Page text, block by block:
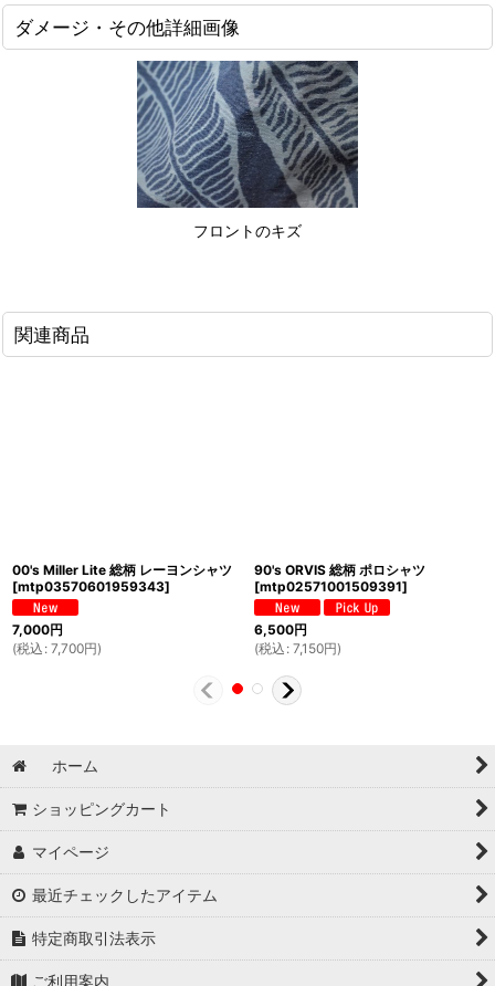
ダメージ・その他詳細画像
フロントのキズ
関連商品
00's Miller Lite 総柄 レーヨンシャツ
[mtp03570601959343]
7,000円
(税込 : 7,700円)
90's ORVIS 総柄 ポロシャツ
[mtp02571001509391]
6,500円
(税込 : 7,150円)
ホーム
ショッピングカート
マイページ
最近チェックしたアイテム
特定商取引法表示
ご利用案内